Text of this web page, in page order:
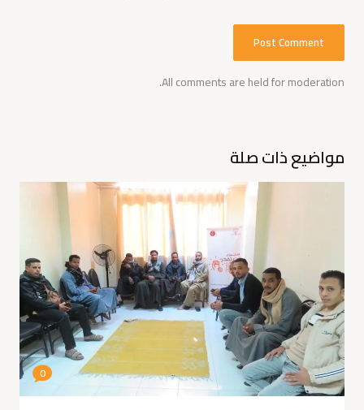
All comments are held for moderation.
مواضيع ذات صلة
0